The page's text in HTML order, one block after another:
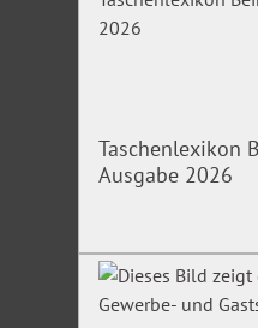
Taschenlexikon
Ausgabe 2026